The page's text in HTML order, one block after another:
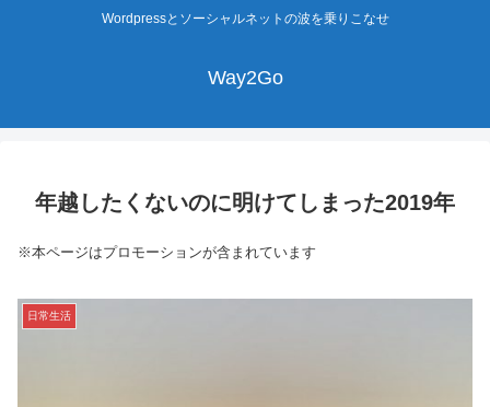
Wordpressとソーシャルネットの波を乗りこなせ
Way2Go
年越したくないのに明けてしまった2019年
※本ページはプロモーションが含まれています
日常生活